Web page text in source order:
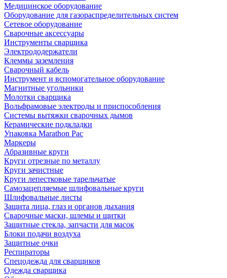
Медицинское оборудование
Оборудование для газораспределительных систем
Сетевое оборудование
Сварочные аксессуары
Инструменты сварщика
Электрододержатели
Клеммы заземления
Сварочный кабель
Инструмент и вспомогательное оборудование
Магнитные угольники
Молотки сварщика
Вольфрамовые электроды и приспособления
Системы вытяжки сварочных дымов
Керамические подкладки
Упаковка Marathon Pac
Маркеры
Абразивные круги
Круги отрезные по металлу
Круги зачистные
Круги лепестковые тарельчатые
Самозацепляемые шлифовальные круги
Шлифовальные листы
Защита лица, глаз и органов дыхания
Сварочные маски, шлемы и щитки
Защитные стекла, запчасти для масок
Блоки подачи воздуха
Защитные очки
Респираторы
Спецодежда для сварщиков
Одежда сварщика